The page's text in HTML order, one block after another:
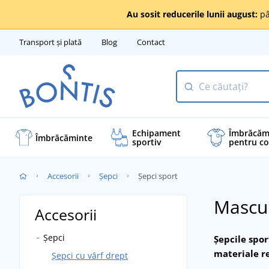
Au sosit reducerile lunii august:
Transport și plată Blog Contact
Îmbrăcăminte Echipament
sportiv pentru
Accesorii Șepci Șepci sport
Șepcile
materiale
Accesorii
Șepci
Șepci cu vârf drept